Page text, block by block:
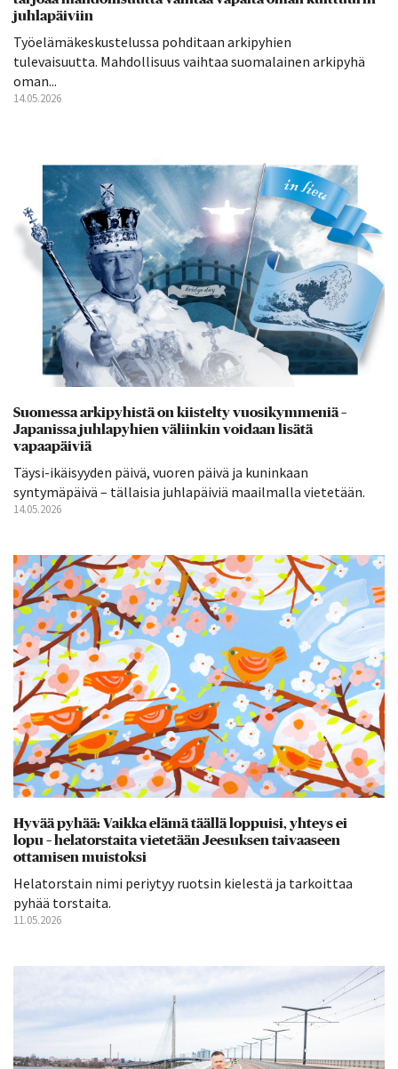
juhlapäiviin
Työelämäkeskustelussa pohditaan arkipyhien
tulevaisuutta. Mahdollisuus vaihtaa suomalainen arkipyhä
oman...
14.05.2026
Suomessa arkipyhistä on kiistelty vuosikymmeniä –
Japanissa juhlapyhien väliinkin voidaan lisätä
vapaapäiviä
Täysi-ikäisyyden päivä, vuoren päivä ja kuninkaan
syntymäpäivä – tällaisia juhlapäiviä maailmalla vietetään.
14.05.2026
Hyvää pyhää: Vaikka elämä täällä loppuisi, yhteys ei
lopu – helatorstaita vietetään Jeesuksen taivaaseen
ottamisen muistoksi
Helatorstain nimi periytyy ruotsin kielestä ja tarkoittaa
pyhää torstaita.
11.05.2026